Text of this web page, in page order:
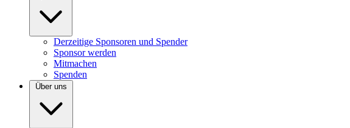
Derzeitige Sponsoren und Spender
Sponsor werden
Mitmachen
Spenden
Über uns